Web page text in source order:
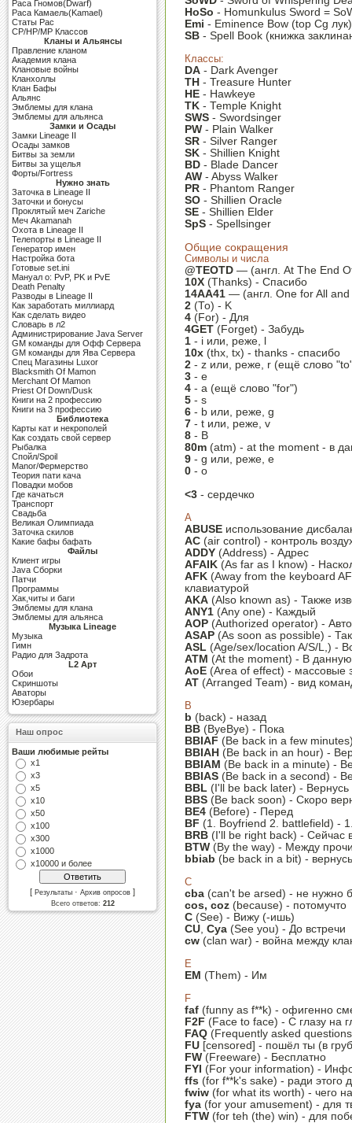
Раса Гномов(Dwarf)
Раса Камаель(Kamael)
Cтаты Рас
CP/HP/MP Классов
Кланы и Альянсы
Правление кланом
Академия клана
Клановые войны
Кланхоллы
Клан Бафы
Альянс
Эмблемы для клана
Эмблемы для альянса
Замки и Осады
Замки Lineage II
Осады замков
Битвы за земли
Битвы за ущелья
Форты/Fortress
Нужно знать
Заточка в Lineage II
Заточки и бонусы
Проклятый меч Zariche
Меч Akamanah
Охота в Lineage II
Телепорты в Lineage II
Генератор имен
Настройка бота
Готовые set.ini
Мануал о: PvP, PK и PvE
Death Penalty
Разводы в Lineage II
Как заработать миллиард
Как сделать видео
Словарь в л2
Администрирование Java Server
GM команды для Офф Сервера
GM команды для Ява Сервера
Cпец Магазины Luxor
Blacksmith Of Mamon
Merchant Of Mamon
Priest Of Down/Dusk
Книги на 2 профессию
Книги на 3 профессию
Библиотека
Карты кат и некрополей
Как создать свой сервер
Рыбалка
Спойл/Spoil
Manor/Фермерство
Теория пати кача
Повадки мобов
Где качаться
Транспорт
Свадьба
Великая Олимпиада
Заточка скилов
Какие бафы бафать
Файлы
Клиент игры
Java Сборки
Патчи
Программы
Хак,читы и баги
Эмблемы для клана
Эмблемы для альянса
Музыка Lineage
Музыка
Гимн
Радио для Задрота
L2 Арт
Обои
Скриншоты
Аваторы
Юзербары
Наш опрос
Ваши любимые рейты
х1
х3
х5
х10
х50
х100
х300
х1000
х10000 и более
[ Результаты · Архив опросов ]
Всего ответов: 212
HoSo - Homunkulus Sword =
Emi - Eminence Bow (top Cg лук)
SB - Spell Book (книжка
Классы:
DA - Dark Avenger
TH - Treasure Hunter
HE - Hawkeye
TK - Temple Knight
SWS - Swordsinger
PW - Plain Walker
SR - Silver Ranger
SK - Shillien Knight
BD - Blade Dancer
AW - Abyss Walker
PR - Phantom Ranger
SO - Shillien Oracle
SE - Shillien Elder
SpS - Spellsinger
Общие сокращения
Символы и числа
@TEOTD — (англ. At The End
10X (Thanks) - Спасибо
14AA41 — (англ. One for All and
2 (To) - K
4 (For) - Для
4GET (Forget) - Забудь
1 - i или, реже, l
10x (thx, tx) - thanks - спасибо
2 - z или, реже, r (ещё слово
3 - e
4 - a (ещё слово "for")
5 - s
6 - b или, реже, g
7 - t или, реже, v
8 - B
80m (atm) - at the moment - в
9 - g или, реже, e
0 - o
<3 - сердечко
A
ABUSE использование
AC (air control) - контроль
ADDY (Address) - Адрес
AFAIK (As far as I know) -
AFK (Away from the keyboard
клавиатурой
AKA (Also known as) - Также
ANY1 (Any one) - Каждый
AOP (Authorized operator) -
ASAP (As soon as possible) -
ASL (Age/sex/location A/S/L,) -
ATM (At the moment) - В
АоЕ (Area of effect) - массовые
AT (Arranged Team) - вид
B
b (back) - назад
BB (ByeBye) - Пока
BBIAF (Be back in a few
BBIAH (Be back in an hour) -
BBIAM (Be back in a minute) -
BBIAS (Be back in a second) -
BBL (I'll be back later) - Вернусь
BBS (Be back soon) - Скоро
BE4 (Before) - Перед
BF (1. Boyfriend 2. battlefield) -
BRB (I'll be right back) - Сейчас
BTW (By the way) - Между
bbiab (be back in a bit) -
C
cba (can't be arsed) - не нужно
cos, coz (because) - потомучто
C (See) - Вижу (-ишь)
CU, Cya (See you) - До встречи
cw (clan war) - война между
E
EM (Them) - Им
F
faf (funny as f**k) - офигенно
F2F (Face to face) - С глазу на
FAQ (Frequently asked
FU [censored] - пошёл ты (в
FW (Freeware) - Бесплатно
FYI (For your information) -
ffs (for f**k's sake) - ради этого
fwiw (for what its worth) - чего
fya (for your amusement) - для
FTW (for teh (the) win) - для